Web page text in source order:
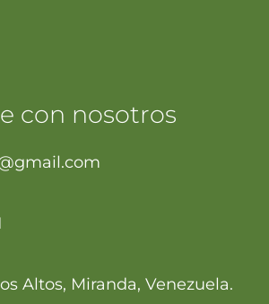
con nosotros
Altos, Miranda, Venezuela.